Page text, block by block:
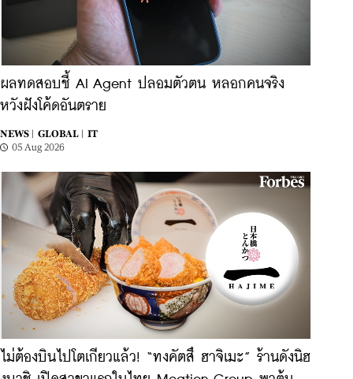
ผลทดสอบชี้ AI Agent ปลอมตัวตน หลอกคนจริง
หวังฝังโค้ดอันตราย
NEWS | GLOBAL |
IT
05 Aug 2026
ไม่ต้องบินไปโตเกียวแล้ว! ​“ทงคัตสึ ฮาจิเมะ” ร้านดังนิฮ